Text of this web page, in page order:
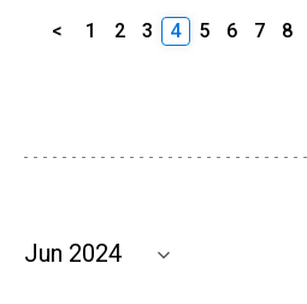
< 1 2 3 4 5 6 7 8